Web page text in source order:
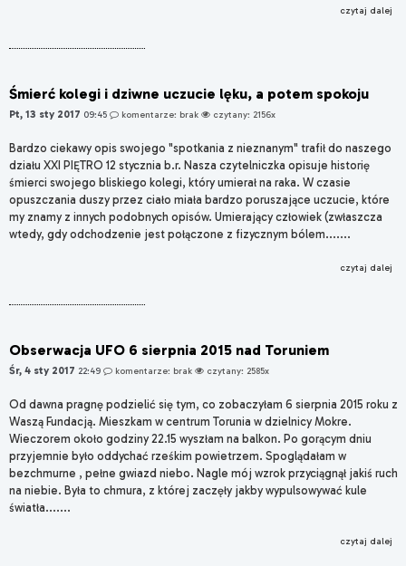
czytaj dalej
Śmierć kolegi i dziwne uczucie lęku, a potem spokoju
Pt, 13 sty 2017 09:45 komentarze: brak czytany: 2156x
Bardzo ciekawy opis swojego "spotkania z nieznanym" trafił do naszego
działu XXI PIĘTRO 12 stycznia b.r. Nasza czytelniczka opisuje historię
śmierci swojego bliskiego kolegi, który umierał na raka. W czasie
opuszczania duszy przez ciało miała bardzo poruszające uczucie, które
my znamy z innych podobnych opisów. Umierający człowiek (zwłaszcza
wtedy, gdy odchodzenie jest połączone z fizycznym bólem.......
czytaj dalej
Obserwacja UFO 6 sierpnia 2015 nad Toruniem
Śr, 4 sty 2017 22:49 komentarze: brak czytany: 2585x
Od dawna pragnę podzielić się tym, co zobaczyłam 6 sierpnia 2015 roku z
Waszą Fundacją. Mieszkam w centrum Torunia w dzielnicy Mokre.
Wieczorem około godziny 22.15 wyszłam na balkon. Po gorącym dniu
przyjemnie było oddychać rześkim powietrzem. Spoglądałam w
bezchmurne , pełne gwiazd niebo. Nagle mój wzrok przyciągnął jakiś ruch
na niebie. Była to chmura, z której zaczęły jakby wypulsowywać kule
światła.......
czytaj dalej